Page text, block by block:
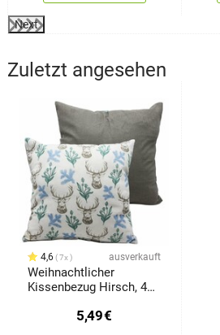
Next
Zuletzt angesehen
4,6 7x ausverkauft
Weihnachtlicher
Kissenbezug Hirsch, 40
5,49€